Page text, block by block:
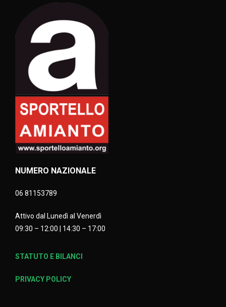
NUMERO NAZIONALE
06 81153789
Attivo dal Lunedì al Venerdì
09:30 – 12:00 | 14:30 – 17:00
STATUTO E BILANCI
PRIVACY POLICY